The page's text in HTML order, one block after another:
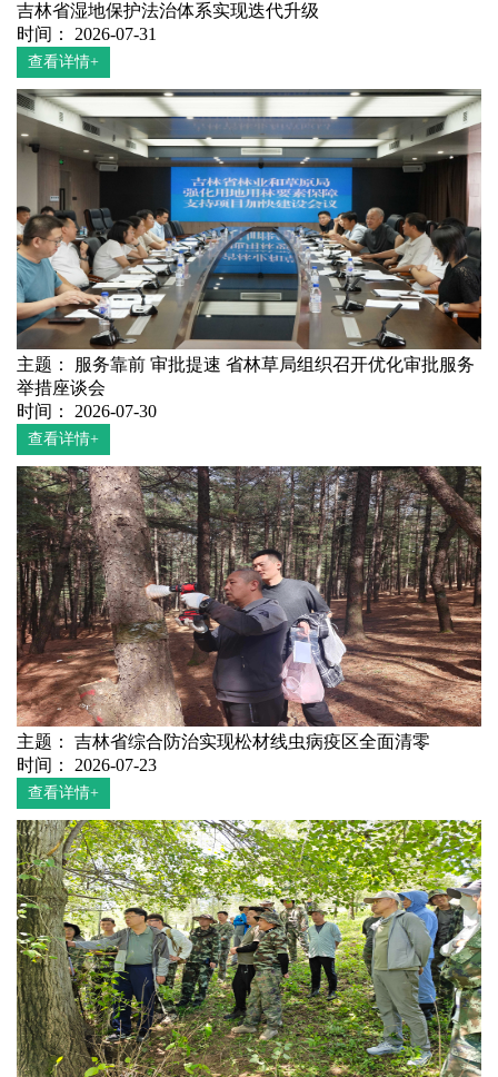
吉林省湿地保护法治体系实现迭代升级
时间： 2026-07-31
查看详情+
主题： 服务靠前 审批提速 省林草局组织召开优化审批服务
举措座谈会
时间： 2026-07-30
查看详情+
主题： 吉林省综合防治实现松材线虫病疫区全面清零
时间： 2026-07-23
查看详情+